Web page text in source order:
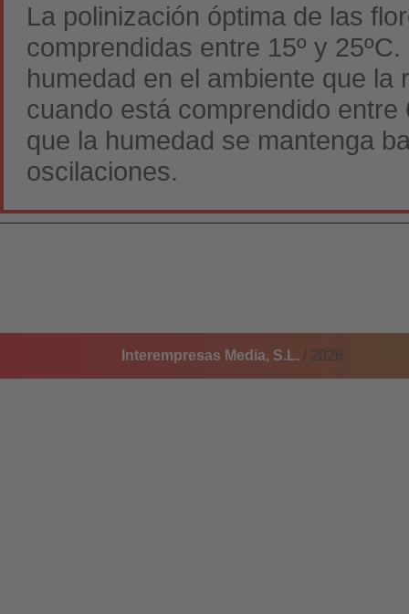
La polinización óptima de las
comprendidas entre 15º y
humedad en el ambiente que
cuando está comprendido
que la humedad se mantenga
oscilaciones.
Interempresas Media, S.L. / 2026